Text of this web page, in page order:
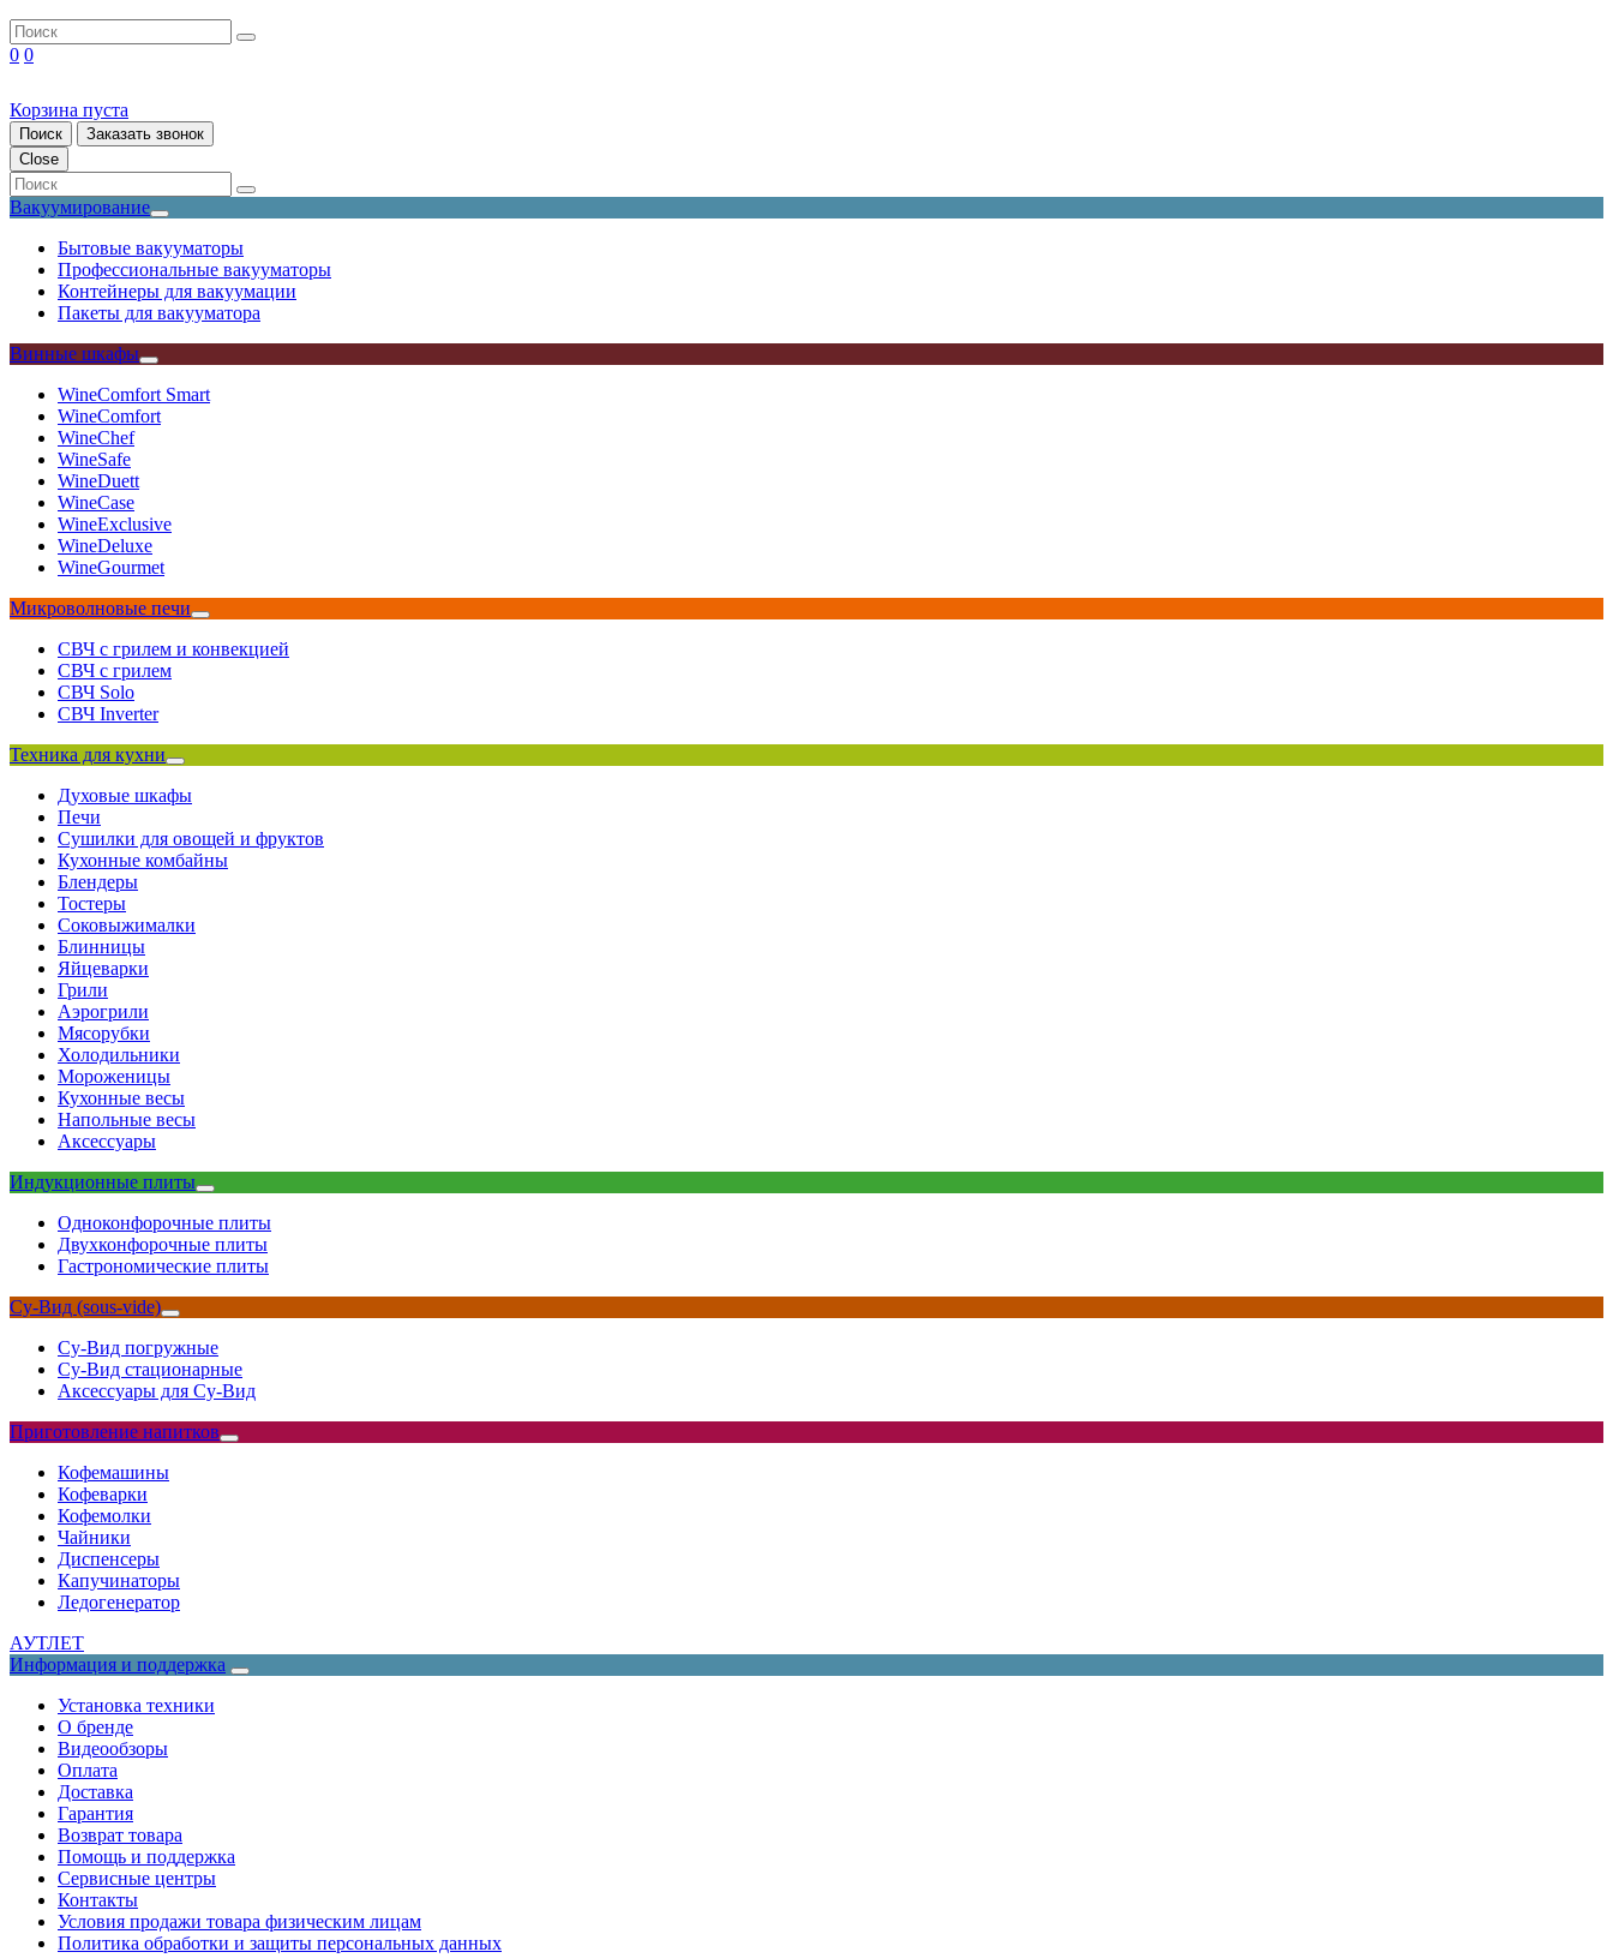
0 0
Корзина пуста
Поиск
Заказать звонок
Close
Вакуумирование
Бытовые вакууматоры
Профессиональные вакууматоры
Контейнеры для вакуумации
Пакеты для вакууматора
Винные шкафы
WineComfort Smart
WineComfort
WineChef
WineSafe
WineDuett
WineCase
WineExclusive
WineDeluxe
WineGourmet
Микроволновые печи
СВЧ с грилем и конвекцией
СВЧ с грилем
СВЧ Solo
СВЧ Inverter
Техника для кухни
Духовые шкафы
Печи
Сушилки для овощей и фруктов
Кухонные комбайны
Блендеры
Тостеры
Соковыжималки
Блинницы
Яйцеварки
Грили
Аэрогрили
Мясорубки
Холодильники
Мороженицы
Кухонные весы
Напольные весы
Аксессуары
Индукционные плиты
Одноконфорочные плиты
Двухконфорочные плиты
Гастрономические плиты
Су-Вид (sous-vide)
Су-Вид погружные
Су-Вид стационарные
Аксессуары для Су-Вид
Приготовление напитков
Кофемашины
Кофеварки
Кофемолки
Чайники
Диспенсеры
Капучинаторы
Ледогенератор
АУТЛЕТ
Информация и поддержка
Установка техники
О бренде
Видеообзоры
Оплата
Доставка
Гарантия
Возврат товара
Помощь и поддержка
Сервисные центры
Контакты
Условия продажи товара физическим лицам
Политика обработки и защиты персональных данных